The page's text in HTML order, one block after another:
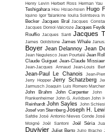
Henry Levin Herbert Ross Herman Yau
Teshigahara Hou Hsiao-hsien Hugo
Iquino Igor Talankine Ioulia Solntseva
Becker Jacques Bral Jacques
Jacques Doniol-Valcroze Jacques
Rouffio Jacques Santi Jacques
James Goldstone James Whale
Boyer Jean Delannoy Jean
Jean Negulesco Jean Pourtalé Jean
Claude Guiguet Jean-Claude
Jean-Jacques Annaud Jean-Louis
Jean-Paul Le Chanois
Jean-
Jerry Hopper Jerry Schatzberg
Jarmusch Joaquin Luis Romero
John Brahm
John Carpenter
John
Frankenheimer John G. Avildsen John
Reinhardt John Sayles John
Josef von Sternberg Joseph H.
Safdie José Antonio Nieves Conde
Moigné Joël Santoni Joël Séria
Duvivier Juliet Berto Julio Bracho